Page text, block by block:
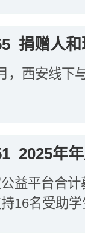
捐赠人
，西安线下
2025年
益平台合
16名受助